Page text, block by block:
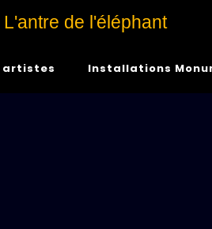
L'antre de l'éléphant
artistes Installations